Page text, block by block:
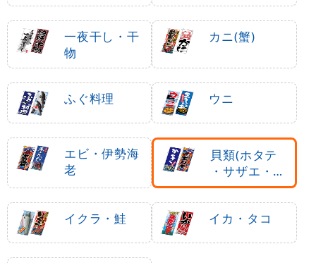
一夜干し・干
物
カニ(蟹)
ふぐ料理 ウニ
エビ・伊勢海
老
貝類(ホタテ
・サザエ・ア
ワビ、カキ)
イクラ・鮭
イカ・タコ